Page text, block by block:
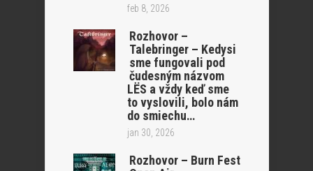
feb 8, 2026
Rozhovor –
Talebringer – Kedysi
sme fungovali pod
čudesným názvom
LËS a vždy keď sme
to vyslovili, bolo nám
do smiechu…
jan 30, 2026
Rozhovor – Burn Fest